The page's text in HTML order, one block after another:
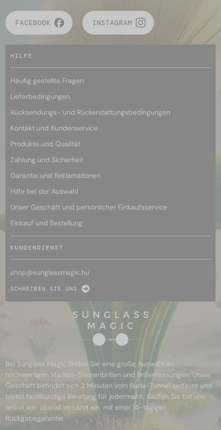
FACEBOOK INSTAGRAM
HILFE
Häufig gestellte Fragen
Lieferbedingungen
Rücksendungs- und Rückerstattungsbedingungen
Kontakt und Kundenservice
Produkte und Qualität
Zahlung und Sicherheit
Garantie und Reklamationen
Hilfe bei der Auswahl
Unser Geschäft und persönlicher Einkaufsservice
Einkauf und Bestellung
KUNDENDIENST
shop@sunglassmagic.hu
SCHREIBEN SIE UNS
Bei Sunglass Magic finden Sie eine große Auswahl an
hochwertigen Marken-Sonnenbrillen und Brillenfassungen. Unser
Geschäft befindet sich 2 Minuten vom Buda-Tunnel entfernt und
bietet fachkundige Beratung für jedermann. Kaufen Sie bei uns
online von überall im Land ein, mit einer 14-tägigen
Rückgabegarantie.